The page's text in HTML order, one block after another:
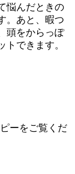
悩んだときの
。あと、暇つ
頭をからっぽ
トできます。
ーをご覧くだ